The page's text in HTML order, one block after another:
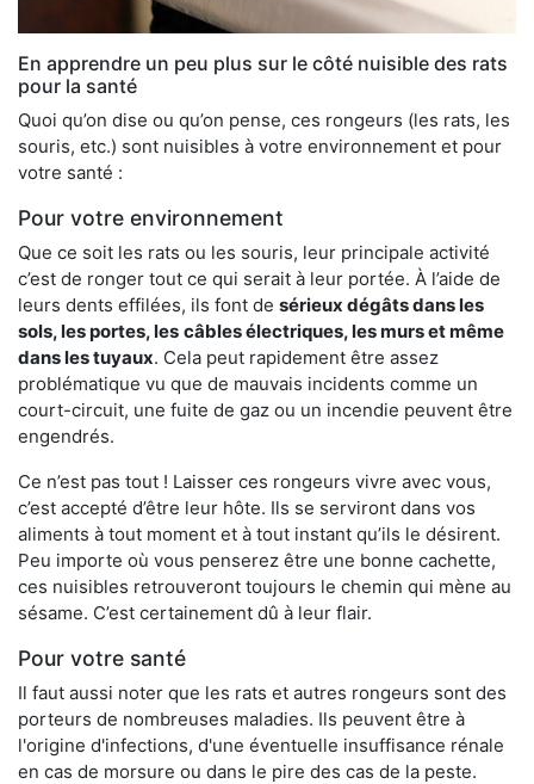
En apprendre un peu plus sur le côté nuisible des rats
pour la santé
Quoi qu’on dise ou qu’on pense, ces rongeurs (les rats, les
souris, etc.) sont nuisibles à votre environnement et pour
votre santé :
Pour votre environnement
Que ce soit les rats ou les souris, leur principale activité
c’est de ronger tout ce qui serait à leur portée. À l’aide de
leurs dents effilées, ils font de sérieux dégâts dans les
sols, les portes, les câbles électriques, les murs et même
dans les tuyaux. Cela peut rapidement être assez
problématique vu que de mauvais incidents comme un
court-circuit, une fuite de gaz ou un incendie peuvent être
engendrés.
Ce n’est pas tout ! Laisser ces rongeurs vivre avec vous,
c’est accepté d’être leur hôte. Ils se serviront dans vos
aliments à tout moment et à tout instant qu’ils le désirent.
Peu importe où vous penserez être une bonne cachette,
ces nuisibles retrouveront toujours le chemin qui mène au
sésame. C’est certainement dû à leur flair.
Pour votre santé
Il faut aussi noter que les rats et autres rongeurs sont des
porteurs de nombreuses maladies. Ils peuvent être à
l'origine d'infections, d'une éventuelle insuffisance rénale
en cas de morsure ou dans le pire des cas de la peste.